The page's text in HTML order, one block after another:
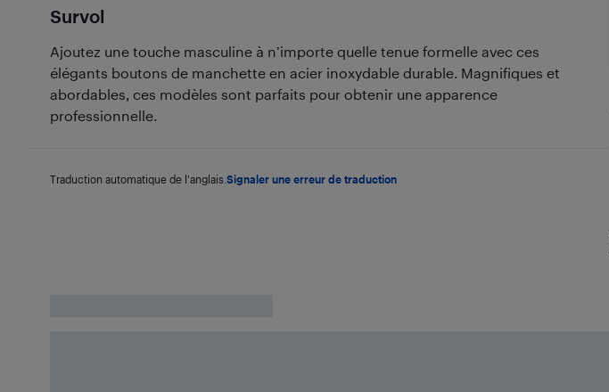
Survol
Ajoutez une touche masculine à n’importe quelle tenue formelle avec ces
élégants boutons de manchette en acier inoxydable durable. Magnifiques et
abordables, ces modèles sont parfaits pour obtenir une apparence
professionnelle.
Traduction automatique de l'anglais. Signaler une erreur de traduction